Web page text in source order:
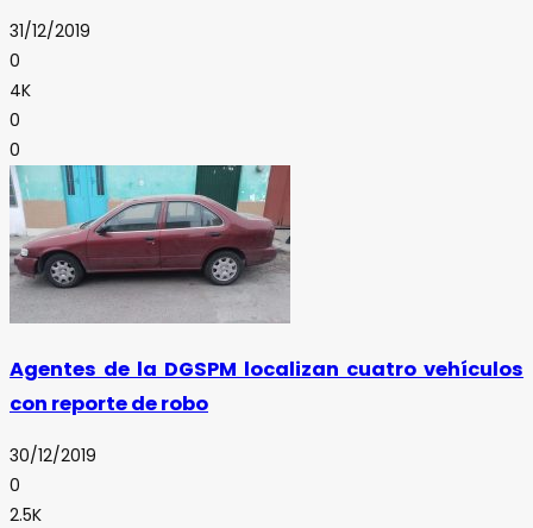
31/12/2019
0
4K
0
0
Agentes de la DGSPM localizan cuatro vehículos
con reporte de robo
30/12/2019
0
2.5K